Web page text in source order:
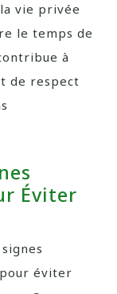
vie privée
le temps de
à
de respect
Éviter
pour éviter